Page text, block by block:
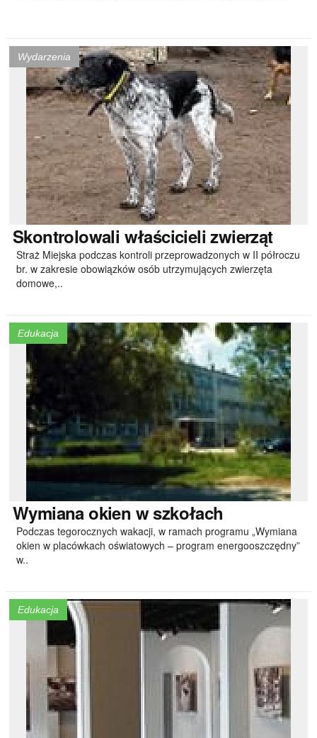
Wydarzenia
Skontrolowali właścicieli zwierząt
Straż Miejska podczas kontroli przeprowadzonych w II półroczu
br. w zakresie obowiązków osób utrzymujących zwierzęta
domowe,..
Edukacja
Wymianaokien w szkołach
Podczas tegorocznych wakacji, w ramach programu „Wymiana
okien w placówkach oświatowych – program energooszczędny”
w..
Edukacja